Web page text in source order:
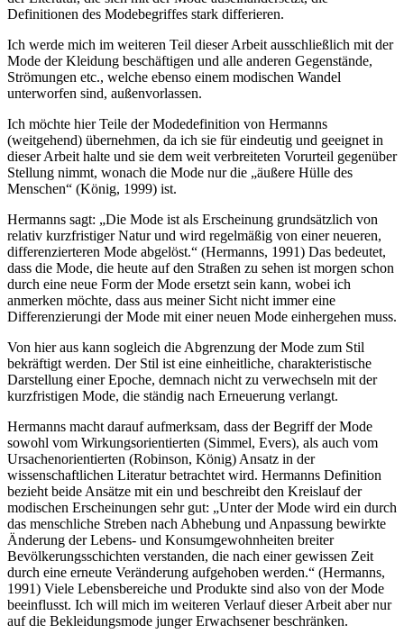
Definitionen des Modebegriffes stark differieren.
Ich werde mich im weiteren Teil dieser Arbeit ausschließlich mit der
Mode der Kleidung beschäftigen und alle anderen Gegenstände,
Strömungen etc., welche ebenso einem modischen Wandel
unterworfen sind, außenvorlassen.
Ich möchte hier Teile der Modedefinition von Hermanns
(weitgehend) übernehmen, da ich sie für eindeutig und geeignet in
dieser Arbeit halte und sie dem weit verbreiteten Vorurteil gegenüber
Stellung nimmt, wonach die Mode nur die „äußere Hülle des
Menschen“ (König, 1999) ist.
Hermanns sagt:
Die Mode ist als Erscheinung grundsätzlich von
relativ kurzfristiger Natur und wird regelmäßig von einer neueren,
differenzierteren Mode abgelöst.
(Hermanns, 1991) Das bedeutet,
dass die Mode, die heute auf den Straßen zu sehen ist morgen schon
durch eine neue Form der Mode ersetzt sein kann, wobei ich
anmerken möchte, dass aus meiner Sicht nicht immer eine
Differenzierungi der Mode mit einer neuen Mode einhergehen muss.
Von hier aus kann sogleich die Abgrenzung der Mode zum Stil
bekräftigt werden. Der Stil ist eine einheitliche, charakteristische
Darstellung einer Epoche, demnach nicht zu verwechseln mit der
kurzfristigen Mode, die ständig nach Erneuerung verlangt.
Hermanns macht darauf aufmerksam, dass der Begriff der Mode
sowohl vom Wirkungsorientierten (Simmel, Evers), als auch vom
Ursachenorientierten (Robinson, König) Ansatz in der
wissenschaftlichen Literatur betrachtet wird. Hermanns Definition
bezieht beide Ansätze mit ein und beschreibt den Kreislauf der
modischen Erscheinungen sehr gut:
Unter der Mode wird ein durch
das menschliche Streben nach Abhebung und Anpassung bewirkte
Änderung der Lebens- und Konsumgewohnheiten breiter
Bevölkerungsschichten verstanden, die nach einer gewissen Zeit
durch eine erneute Veränderung aufgehoben werden.
(Hermanns,
1991) Viele Lebensbereiche und Produkte sind also von der Mode
beeinflusst. Ich will mich im weiteren Verlauf dieser Arbeit aber nur
auf die Bekleidungsmode junger Erwachsener beschränken.